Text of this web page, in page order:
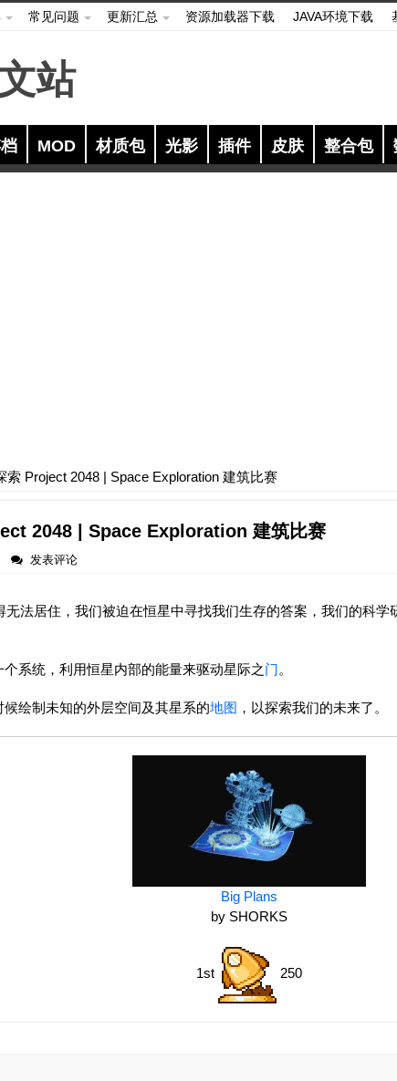
常见问题 更新汇总 资源加载器下载 JAVA环境下载
MOD 材质包 光影 插件 皮肤 整合包
索 Project 2048 | Space Exploration 建筑比赛
2048 | Space Exploration 建筑比赛
发表评论
无法居住，我们被迫在恒星中寻找我们生存的答案，我们的科
系统，利用恒星内部的能量来驱动星际之门。
绘制未知的外层空间及其星系的地图 ，以探索我们的未来了。
Big Plans
by SHORKS
1st 250